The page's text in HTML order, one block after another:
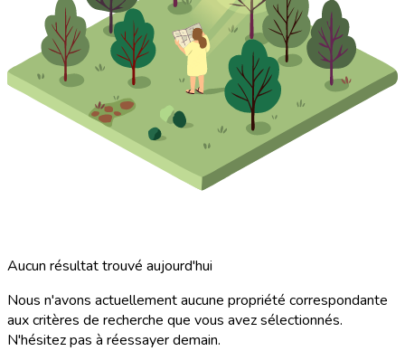
Aucun résultat trouvé aujourd'hui
Nous n'avons actuellement aucune propriété correspondante
aux critères de recherche que vous avez sélectionnés.
N'hésitez pas à réessayer demain.